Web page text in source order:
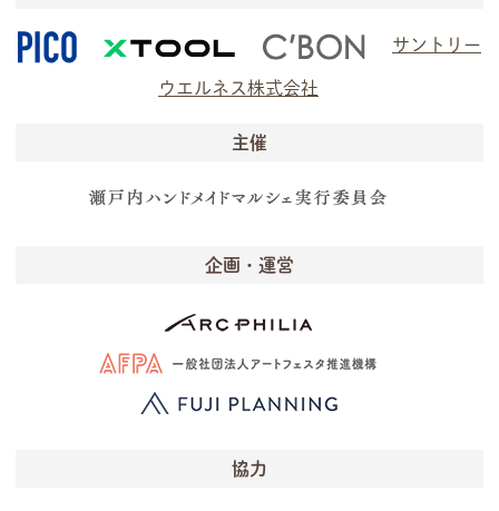
サントリー
ウエルネス株式会社
主催
企画・運営
協力